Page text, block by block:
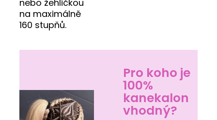
nebo žehličkou
na maximálně
160 stupňů.
Pro koho je
100%
kanekalon
vhodný?